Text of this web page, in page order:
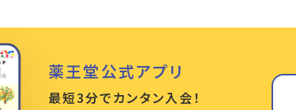
薬王堂公式アプリ
最短3分でカンタン入会！